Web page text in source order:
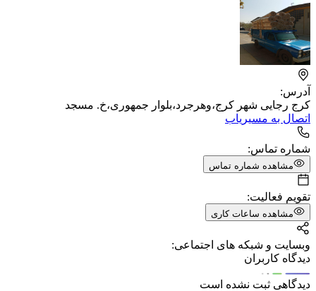
آدرس:
کرج رجایی شهر کرج،وهرجرد،بلوار جمهوری،خ. مسجد
اتصال به مسیریاب
شماره تماس:
مشاهده شماره تماس
تقویم فعالیت:
مشاهده ساعات کاری
وبسایت و شبکه های اجتماعی:
دیدگاه کاربران
دیدگاهی ثبت نشده است